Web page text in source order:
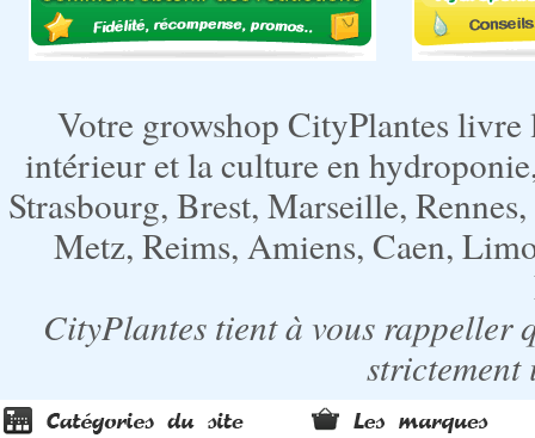
Votre growshop CityPlantes
intérieur et la culture en
Strasbourg, Brest, Marseille,
Metz, Reims, Amiens, Caen,
CityPlantes tient à vous rappeller
strictement